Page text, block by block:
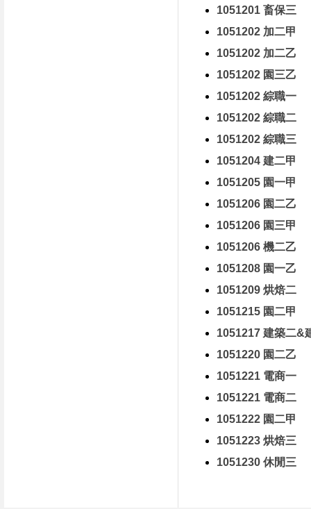
1051201 畜保三
1051202 加二甲
1051202 加二乙
1051202 園三乙
1051202 綜職一
1051202 綜職二
1051202 綜職三
1051204 建二甲
1051205 園一甲
1051206 園二乙
1051206 園三甲
1051206 機二乙
1051208 園一乙
1051209 烘焙二
1051215 園二甲
1051217 建築二&
1051220 園二乙
1051221 電商一
1051221 電商二
1051222 園二甲
1051223 烘焙三
1051230 休閒三